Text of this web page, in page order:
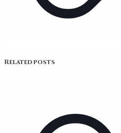
Related posts